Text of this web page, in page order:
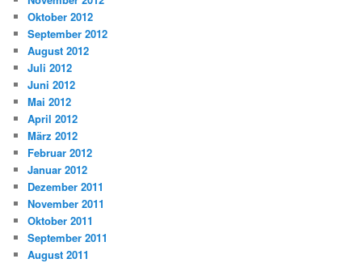
Oktober 2012
September 2012
August 2012
Juli 2012
Juni 2012
Mai 2012
April 2012
März 2012
Februar 2012
Januar 2012
Dezember 2011
November 2011
Oktober 2011
September 2011
August 2011